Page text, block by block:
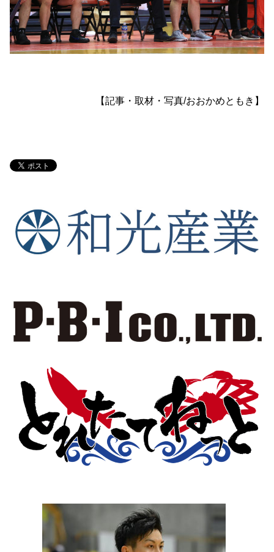
【記事・取材・写真/おおかめともき】